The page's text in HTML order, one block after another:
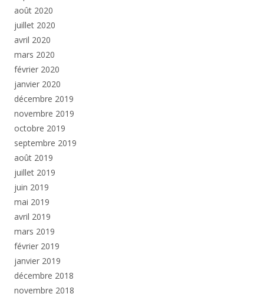
août 2020
juillet 2020
avril 2020
mars 2020
février 2020
janvier 2020
décembre 2019
novembre 2019
octobre 2019
septembre 2019
août 2019
juillet 2019
juin 2019
mai 2019
avril 2019
mars 2019
février 2019
janvier 2019
décembre 2018
novembre 2018